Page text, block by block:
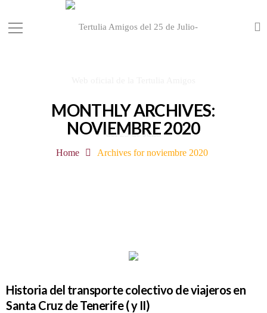
MONTHLY ARCHIVES:
NOVIEMBRE 2020
Home Archives for noviembre 2020
Historia del transporte colectivo de viajeros en
Santa Cruz de Tenerife ( y II)